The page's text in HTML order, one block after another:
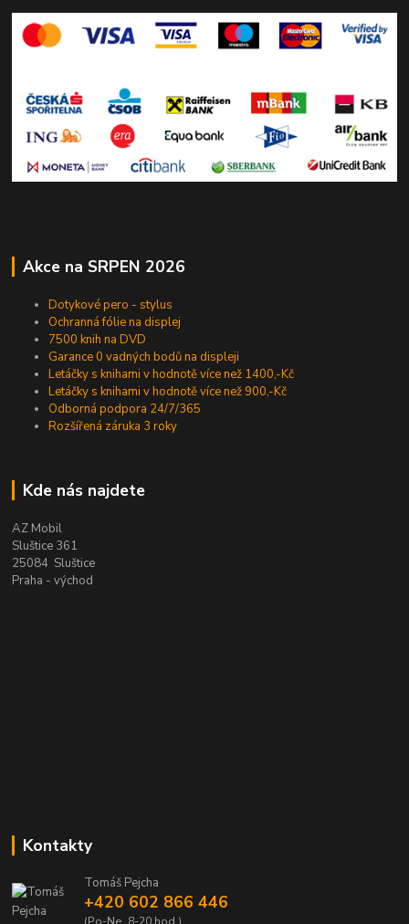
Akce na SRPEN 2026
Dotykové pero - stylus
Ochranná fólie na displej
7500 knih na DVD
Garance 0 vadných bodů na displeji
Letáčky s knihami v hodnotě více než 1400,-Kč
Letáčky s knihami v hodnotě více než 900,-Kč
Odborná podpora 24/7/365
Rozšířená záruka 3 roky
Kde nás najdete
AZ Mobil
Sluštice 361
25084 Sluštice
Praha - východ
Kontakty
Tomáš Pejcha
+420 602 866 446